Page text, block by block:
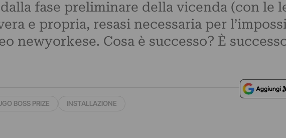
fase preliminare della vicenda (con le
e propria, resasi necessaria per
newyorkese. Cosa è successo? È
BOSS PRIZE INSTALLAZIONE